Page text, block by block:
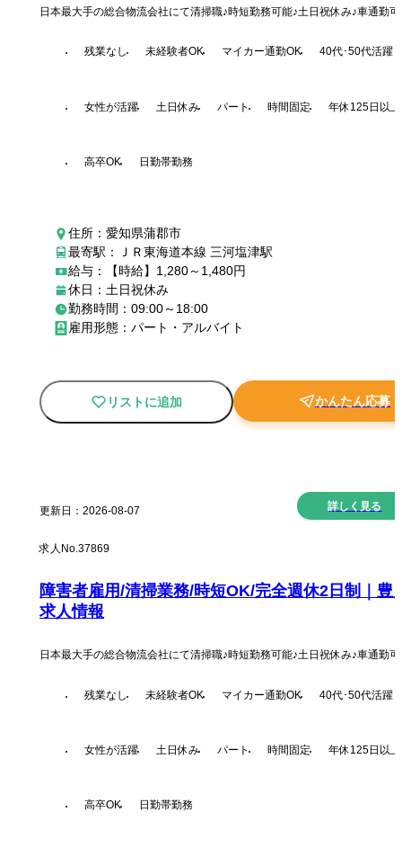
日本最大手の総合物流会社にて清掃職♪時短勤務可能♪土日祝休み♪車通勤可
残業なし 未経験者OK マイカー通勤OK 40代･50代活躍
女性が活躍 土日休み パート 時間固定 年休125日以上
高卒OK 日勤帯勤務
住所：愛知県蒲郡市
最寄駅：ＪＲ東海道本線 三河塩津駅
給与：【時給】1,280～1,480円
休日：土日祝休み
勤務時間：09:00～18:00
雇用形態：パート・アルバイト
リストに追加 かんたん応募
更新日： 2026-08-07
求人No.37869
詳しく見る
障害者雇用/清掃業務/時短OK/完全週休2日制｜豊
求人情報
日本最大手の総合物流会社にて清掃職♪時短勤務可能♪土日祝休み♪車通勤可
残業なし 未経験者OK マイカー通勤OK 40代･50代活躍
女性が活躍 土日休み パート 時間固定 年休125日以上
高卒OK 日勤帯勤務